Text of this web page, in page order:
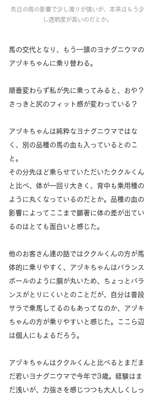
先日の雨の影響で少し濁りが強いが、本来はもう少
し透明度が高いのだとか。
馬の交代となり、もう一頭のヨナグニウマの
アヅキちゃんに乗り替わる。
順番変わらず私が先に乗ってみると、おや？
さっきと尻のフィット感が変わっている？
アヅキちゃんは純粋なヨナグニウマではな
く、別の品種の馬の血も入っているとのこ
と。
その分先ほど乗らせていただいたククルくん
と比べ、体が一回り大きく、背中も乗用種の
ように丸くなっているのだとか。品種の血の
影響によってここまで顕著に体の差が出てい
るのはとても面白いと感じた。
他のお客さん達の話ではククルくんの方が馬
体的に乗りやすく、アヅキちゃんはバランス
ボールのように胴が丸いため、ちょっとバラ
ンスがとりにくいとのことだが、自分は普段
サラで乗馬してるのもあってなのか、アヅキ
ちゃんの方が乗りやすいと感じた。ここら辺
は個人にもよるだろう。
アヅキちゃんはククルくんと比べるとまだま
だ若いヨナグニウマで今年で3歳。経験はま
だ浅いが、力強さを感じつつも大人しくしっ